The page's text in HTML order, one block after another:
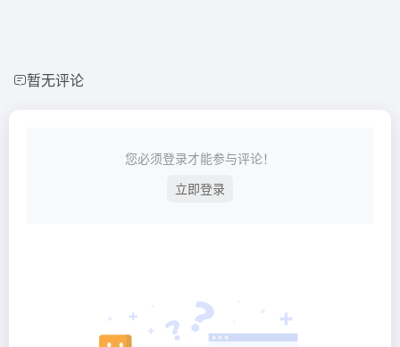
暂无评论
您必须登录才能参与评论！
立即登录